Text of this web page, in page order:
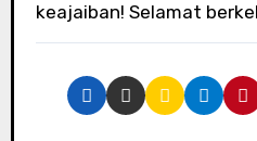
keajaiban! Selamat